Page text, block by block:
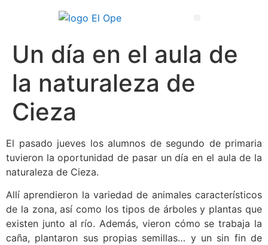
Un día en el aula de
la naturaleza de
Cieza
El pasado jueves los alumnos de segundo de primaria
tuvieron la oportunidad de pasar un día en el aula de la
naturaleza de Cieza.
Allí aprendieron la variedad de animales característicos
de la zona, así como los tipos de árboles y plantas que
existen junto al río. Además, vieron cómo se trabaja la
caña, plantaron sus propias semillas… y un sin fin de